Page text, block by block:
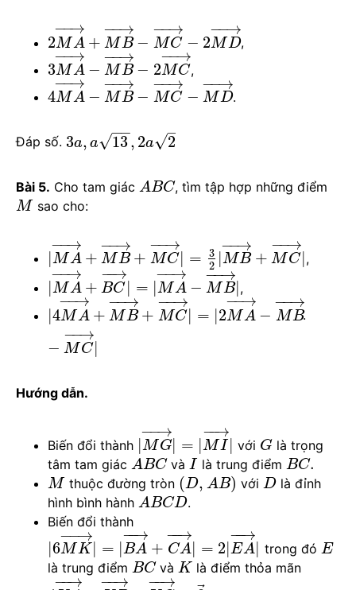
2M A
−→
−
+ M B
−→
−
− MC
−→
−
− 2M D
−→
−
,
3MA
−→
−
− MB
−→
−
− 2MC
−→
−
,
4MA
−→
−
− MB
−→
−
− MC
−→
−
− MD
−→
−
.
Đáp số. 3a, a 13
−−
√ , 2a 2
–
√
Bài 5. Cho tam giác ABC, tìm tập hợp những điểm
M sao cho:
MA
−→
−
+ MB
−→
−
+ MC
−→
−
= 3
2 MB
−→
−
+ M C
−→
−
| ,
MA
−→
−
+ BC
−→
−
= |MA
−→
−
− MB
−→
−
| ,
4M A
−→
−
+ M B
−→
−
+ MC
−→
−
= 2M A
−→
−
− M B
−→
−
− M C
−→
−
|
.
Hướng dẫn.
Biến đổi thành M G
−→
−
| = |MI
−→
−
với G là trọng
tâm tam giác ABCvà I là trung điểm BC.
M thuộc đường tròn (D, AB) với D là đỉnh
hình bình hành ABCD.
Biến đổi thành
6MK
− →
−
= |BA
−→
−
+ CA
−→
−
= 2 |EA
−→
−
| trong đó E
là trung điểm BC vàK là điểm thỏa mãn
−→
− −→
− −→
−